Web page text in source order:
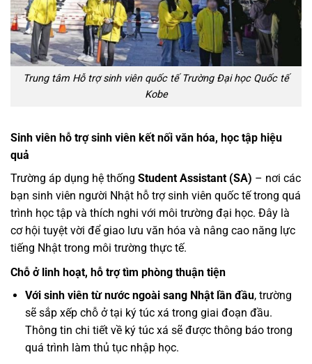
Trung tâm Hỗ trợ sinh viên quốc tế Trường Đại học Quốc tế
Kobe
Sinh viên hỗ trợ sinh viên kết nối văn hóa, học tập hiệu
quả
Trường áp dụng hệ thống Student Assistant (SA) – nơi các
bạn sinh viên người Nhật hỗ trợ sinh viên quốc tế trong quá
trình học tập và thích nghi với môi trường đại học. Đây là
cơ hội tuyệt vời để giao lưu văn hóa và nâng cao năng lực
tiếng Nhật trong môi trường thực tế.
Chỗ ở linh hoạt, hỗ trợ tìm phòng thuận tiện
Với sinh viên từ nước ngoài sang Nhật lần đầu, trường
sẽ sắp xếp chỗ ở tại ký túc xá trong giai đoạn đầu.
Thông tin chi tiết về ký túc xá sẽ được thông báo trong
quá trình làm thủ tục nhập học.